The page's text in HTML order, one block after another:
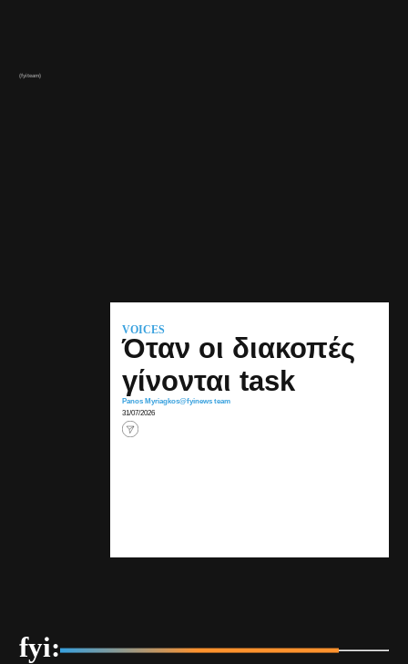
(fyiteam)
VOICES
Όταν οι διακοπές
γίνονται task
Panos Myriagkos@fyinews team
31/07/2026
fyi: